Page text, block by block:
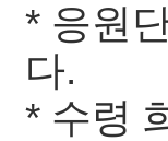
* 응원
다.
* 수령